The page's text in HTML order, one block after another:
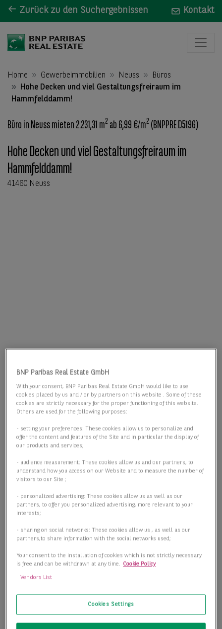
Zurück zu den Suchergebnissen Kontakt
Home Gewerbeimmobilien Neuss
Büros
Hohe Decken und viel Gestaltungsfreiraum im
Hammfelddamm!
Büro in Neuss mieten 2.231,31 m2 ab 6,99 €/m2 (BNPPRE D5196)
Hohe Decken und viel Gestaltungsfreiraum im
Hammfelddamm!
41460 Neuss
BNP Paribas Real Estate GmbH
With your consent, BNP Paribas Real Estate GmbH would like to use
cookies placed by us and / or by partners on this website . Some of these
cookies are strictly necessary for the proper functioning of this website.
Others are used for the following purposes:
- setting your preferences: These cookies allow us to personalize and
offer the content and features of the Site and in particular the display of
our products and services;
- audience measurement: These cookies allow us and our partners, to
understand how you access on our Website and to measure the number of
visitors to our Site ;
- personalized advertising: These cookies allow us as well as our
partners, to offer you personalized advertising, more relevant to your
interests;
- sharing on social networks: These cookies allow us , as well as our
partners,to share information with the social networks used;
Your consent to the installation of cookies which is not strictly necessary
is free and can be withdrawn at any time. Cookie Policy
Vendors List
Cookies Settings